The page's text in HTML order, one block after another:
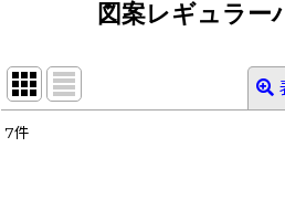
図案レギュラー
7件